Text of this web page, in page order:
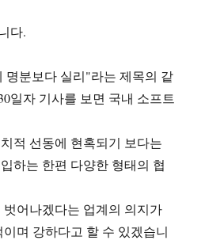
다.
명분보다 실리"라는 제목의 같
일자 기사를 보면 국내 소프트
적 선동에 현혹되기 보다는
하는 한편 다양한 형태의 협
어나겠다는 업계의 의지가
며 강하다고 할 수 있겠습니